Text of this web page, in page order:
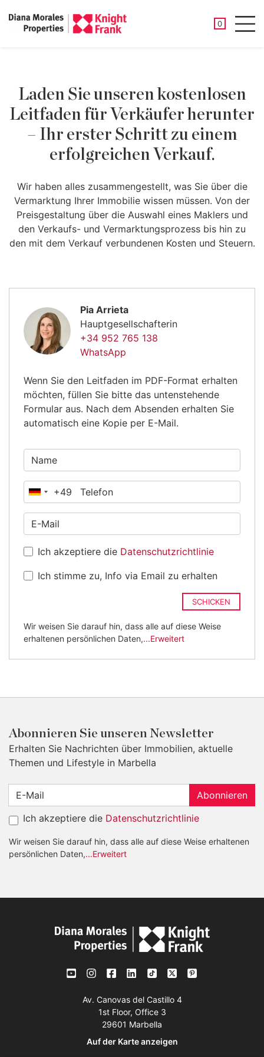
0
Laden Sie unseren kostenlosen
Leitfaden für Verkäufer herunter
– Ihr erster Schritt zu einem
erfolgreichen Verkauf.
Wir haben alles zusammengestellt, was Sie über die
Vermarktung Ihrer Immobilie wissen müssen. Von der
Preisgestaltung über die Auswahl eines Maklers und
den Verkaufs- und Vermarktungsprozess bis hin zu
den mit dem Verkauf verbundenen Kosten und Steuern.
Pia Arrieta
Hauptgesellschafterin
+34 952 765 138
WhatsApp
Wenn Sie den Leitfaden im PDF-Format erhalten
möchten, füllen Sie bitte das untenstehende
Formular aus. Nach dem Absenden erhalten Sie
automatisch eine Kopie per E-Mail.
Deutschland
+49
+49
Ich akzeptiere die Datenschutzrichtlinie
Ich stimme zu, Info via Email zu erhalten
SCHICKEN
Wir weisen Sie darauf hin, dass alle auf diese Weise
erhaltenen persönlichen Daten,...Erweitert
Abonnieren Sie unseren Newsletter
Erhalten Sie Nachrichten über Immobilien, aktuelle
Themen und Lifestyle in Marbella
Abonnieren
Ich akzeptiere die Datenschutzrichtlinie
Wir weisen Sie darauf hin, dass alle auf diese Weise erhaltenen
persönlichen Daten,...Erweitert
Av. Canovas del Castillo 4
1st Floor, Office 3
29601 Marbella
Auf der Karte anzeigen